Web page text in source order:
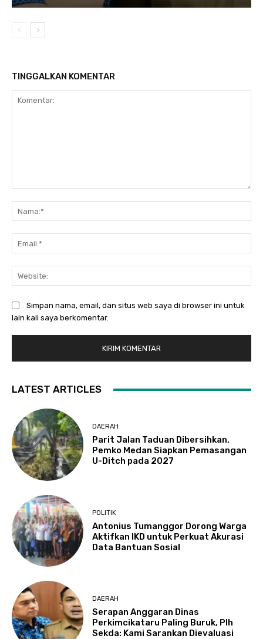
TINGGALKAN KOMENTAR
Simpan nama, email, dan situs web saya di browser ini untuk
lain kali saya berkomentar.
LATEST ARTICLES
DAERAH
Parit Jalan Taduan Dibersihkan,
Pemko Medan Siapkan Pemasangan
U-Ditch pada 2027
POLITIK
Antonius Tumanggor Dorong Warga
Aktifkan IKD untuk Perkuat Akurasi
Data Bantuan Sosial
DAERAH
Serapan Anggaran Dinas
Perkimcikataru Paling Buruk, Plh
Sekda: Kami Sarankan Dievaluasi